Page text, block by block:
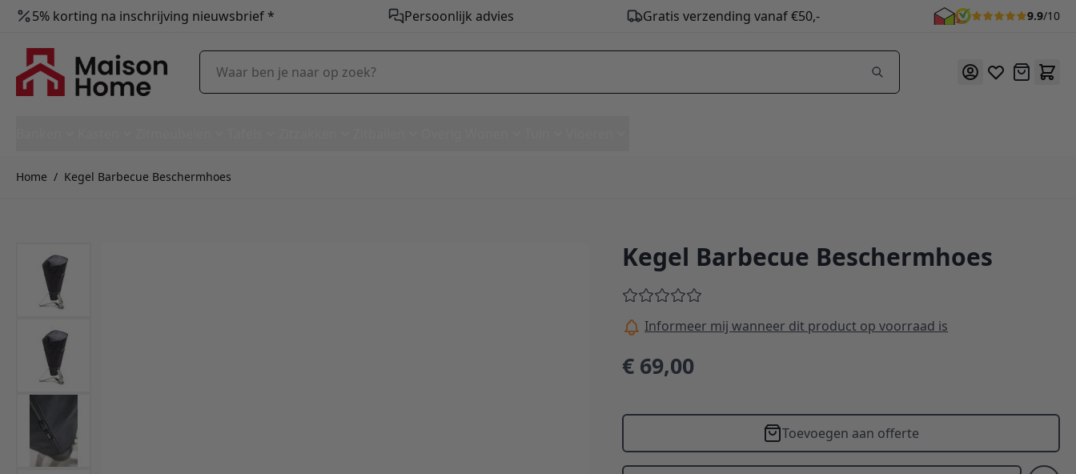
5% korting na inschrijving nieuwsbrief * Persoonlijk advies Gratis verzending vanaf €50,- 9.9/10
Offerte
Waar ben je naar op zoek?
Home / Kegel Barbecue Beschermhoes
Kegel Barbecue Beschermhoes Kegel Barbecue Beschermhoes
Informeer mij wanneer dit product op voorraad is
€ 69,00
Toevoegen aan offerte